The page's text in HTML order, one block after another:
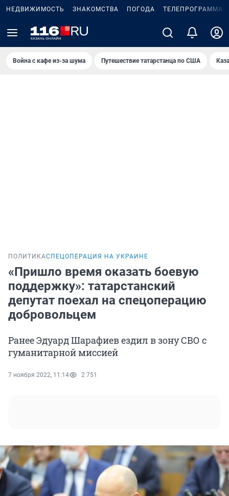
НЕДВИЖИМОСТЬ ЗНАКОМСТВА ПОГОДА ТЕЛЕПРОГРАММА
Война с кафе из-за шума Путешествие татарстанца по США
ПОЛИТИКАСПЕЦОПЕРАЦИЯ НА УКРАИНЕ
«Пришло время оказать боевую
поддержку»: татарстанский
депутат поехал на спецоперацию
добровольцем
Ранее Эдуард Шарафиев ездил в зону СВО с
гуманитарной миссией
7 ноября 2022, 11:14 2 751